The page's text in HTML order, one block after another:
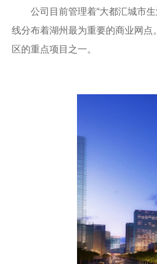
公司目前管理着“大都汇城市
线分布着湖州最为重要的商业网
区的重点项目之一。